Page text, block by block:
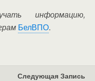
информацию,
БелВПО.
Следующая Запись